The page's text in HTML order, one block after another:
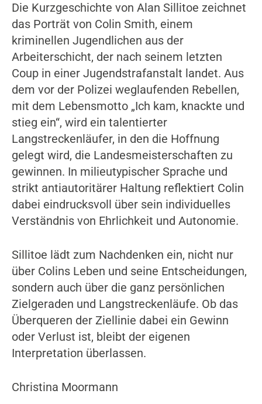
Die Kurzgeschichte von Alan Sillitoe zeichnet
das Porträt von Colin Smith, einem
kriminellen Jugendlichen aus der
Arbeiterschicht, der nach seinem letzten
Coup in einer Jugendstrafanstalt landet. Aus
dem vor der Polizei weglaufenden Rebellen,
mit dem Lebensmotto „Ich kam, knackte und
stieg ein“, wird ein talentierter
Langstreckenläufer, in den die Hoffnung
gelegt wird, die Landesmeisterschaften zu
gewinnen. In milieutypischer Sprache und
strikt antiautoritärer Haltung reflektiert Colin
dabei eindrucksvoll über sein individuelles
Verständnis von Ehrlichkeit und Autonomie.
Sillitoe lädt zum Nachdenken ein, nicht nur
über Colins Leben und seine Entscheidungen,
sondern auch über die ganz persönlichen
Zielgeraden und Langstreckenläufe. Ob das
Überqueren der Ziellinie dabei ein Gewinn
oder Verlust ist, bleibt der eigenen
Interpretation überlassen.
Christina Moormann